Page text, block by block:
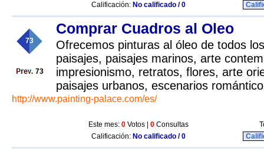
Calificación: No calificado / 0
73
73
Comprar Cuadros al Oleo
Ofrecemos pinturas al óleo de todos
paisajes, paisajes marinos, arte
impresionismo, retratos, flores, arte
paisajes urbanos, escenarios
http://www.painting-palace.com/es/
Este mes: 0 Votos | 0 Consultas
Calificación: No calificado / 0